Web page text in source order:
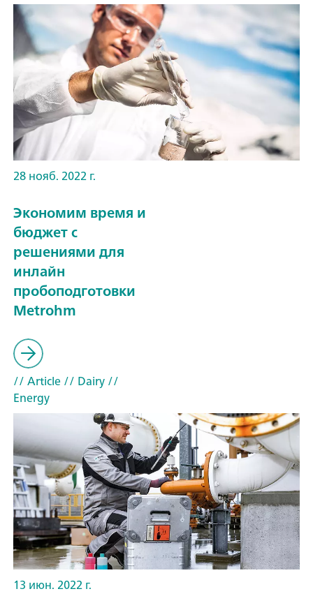
28 нояб. 2022 г.
Экономим время и
бюджет с
решениями для
инлайн
пробоподготовки
Metrohm
// Article// Dairy//
Energy
13 июн. 2022 г.